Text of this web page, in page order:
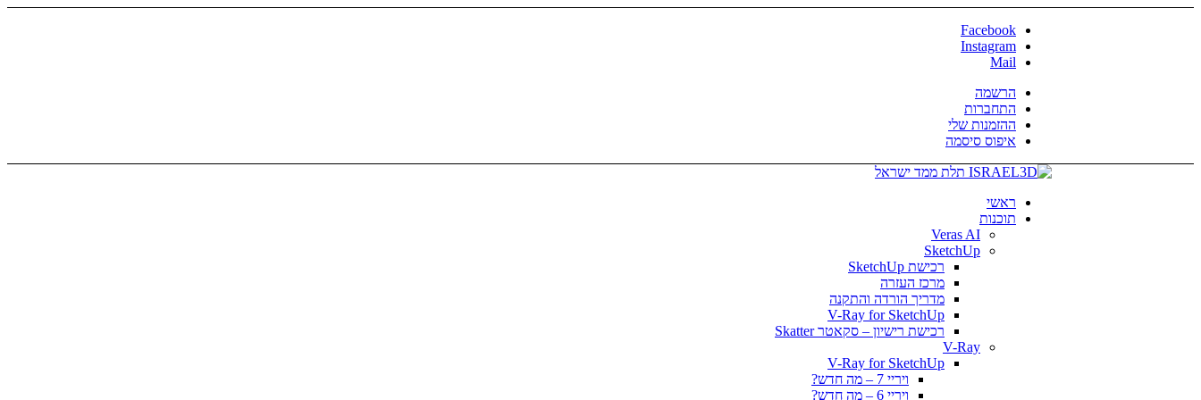
Facebook
Instagram
Mail
הרשמה
התחברות
ההזמנות שלי
איפוס סיסמה
ראשי
תוכנות
Veras AI
SketchUp
רכישת SketchUp
מרכז העזרה
מדריך הורדה והתקנה
V-Ray for SketchUp
רכישת רישיון – סקאטר Skatter
V-Ray
V-Ray for SketchUp
ויריי 7 – מה חדש?
ויריי 6 – מה חדש?